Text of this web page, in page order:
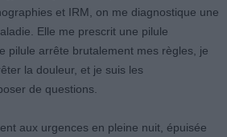
et IRM, on me diagnostique une
Elle me prescrit une pilule
pilule arrête brutalement mes règles, je
la douleur, et je suis les
de questions.
aux urgences en pleine nuit, épuisée